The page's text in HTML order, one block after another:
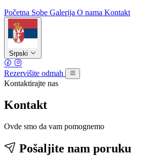
Početna Sobe Galerija O nama Kontakt
Srpski
Rezervišite odmah
Kontaktirajte nas
Kontakt
Ovde smo da vam pomognemo
Pošaljite nam poruku